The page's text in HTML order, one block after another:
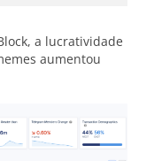
a lucratividade
aumentou